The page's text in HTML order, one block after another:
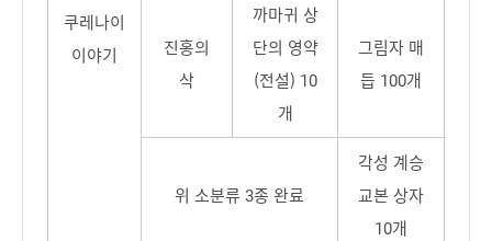
쿠레나이
이야기
진홍의
삭
까마귀 상
단의 영약
(전설) 10
개
그림자 매
듭 100개
위 소분류 3종 완료
각성 계승
교본 상자
10개